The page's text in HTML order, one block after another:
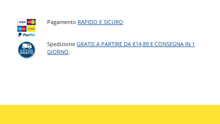
Pagamento RAPIDO E SICURO
SpedizioneGRATIS A PARTIRE DA €14,89 E CONSEGNA IN 1
GIORNO.